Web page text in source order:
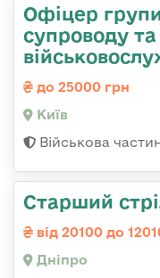
Офіцер
супроводу
до 25000 грн
Київ
Військова
Старший
від 20100 до
Дніпро